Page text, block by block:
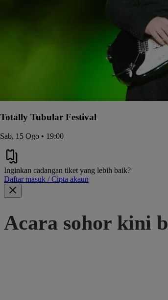
Totally Tubular Festival
Sab, 15 Ogo • 19:00
Inginkan cadangan tiket yang lebih baik?
Daftar masuk / Cipta akaun
Acara sohor kini